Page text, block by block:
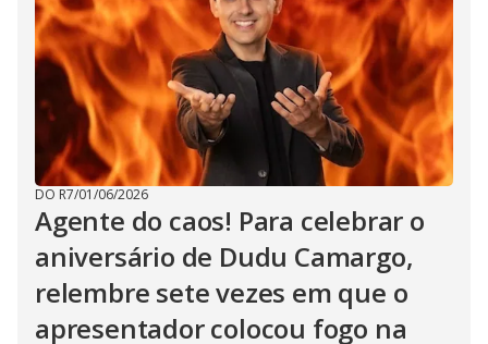
DO R7/01/06/2026
Agente do caos! Para celebrar o
aniversário de Dudu Camargo,
relembre sete vezes em que o
apresentador colocou fogo na